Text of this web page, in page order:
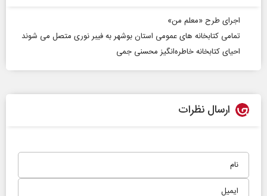
اجرای طرح «معلم من»
تمامی کتابخانه های عمومی استان بوشهر به فیبر نوری متصل می شوند
احیای کتابخانه خاطره‌انگیز محسنی جمی
ارسال نظرات